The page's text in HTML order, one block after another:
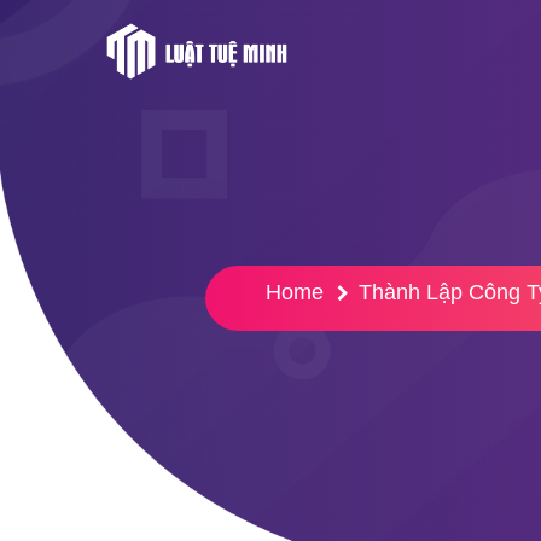
Home Thành Lập Công